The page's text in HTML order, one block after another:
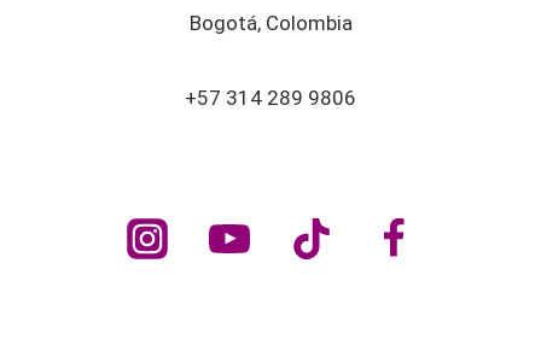
Bogotá, Colombia
+57 314 289 9806